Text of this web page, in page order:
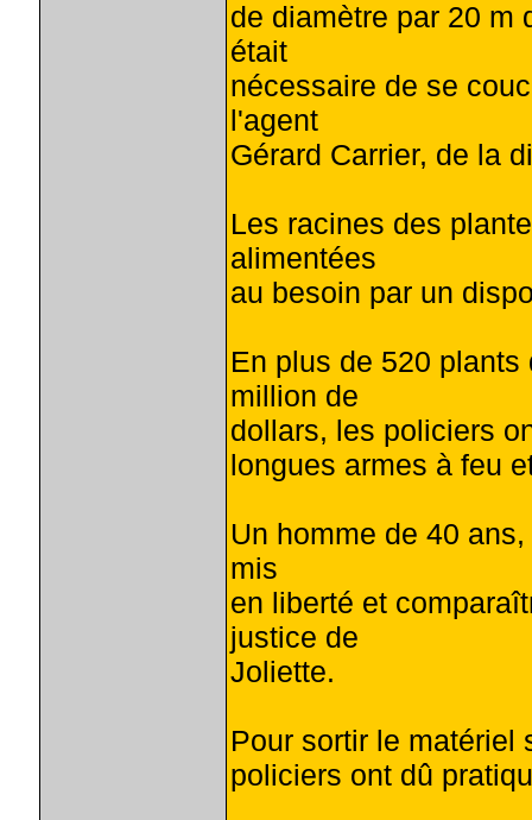
de diamètre par 20 m
était
nécessaire de se
l'agent
Gérard Carrier, de la
Les racines des
alimentées
au besoin par un
En plus de 520
million de
dollars, les policiers
longues armes à feu
Un homme de 40
mis
en liberté et
justice de
Joliette.
Pour sortir le matériel
policiers ont dû